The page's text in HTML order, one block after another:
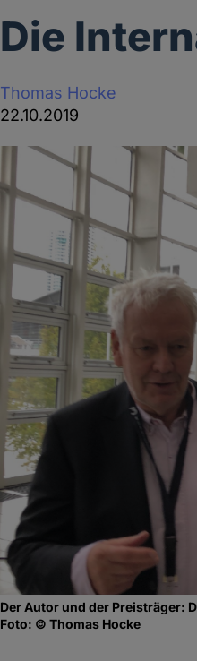
Die
Thomas Hocke
22.10.2019
Der Autor und der Preisträger:
Foto: © Thomas Hocke